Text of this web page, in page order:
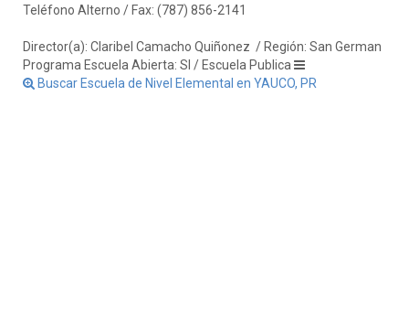
Teléfono Alterno / Fax: (787) 856-2141
Director(a): Claribel Camacho Quiñonez / Región: San German
Programa Escuela Abierta: SI / Escuela Publica
Buscar Escuela de Nivel Elemental en YAUCO, PR